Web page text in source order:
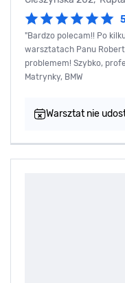
"Bardzo polecam!! Po
warsztatach Panu
problemem! Szybko,
Matrynky, BMW
Warsztat nie